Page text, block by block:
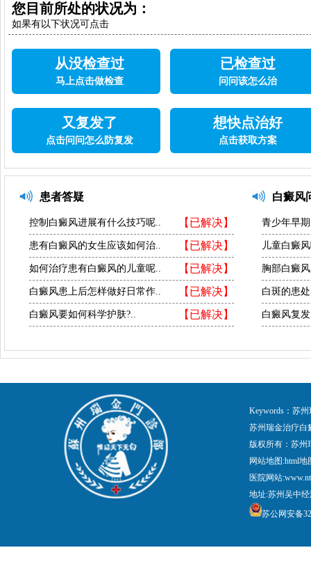
您目前所处的状况为：
如果有以下状况可点击
从没检查过
马上点击做检查
已检查过
问问该怎么治
又复发了
点击问问怎么防复发
想快点治好
点击获取方案
患者答疑
【已解决】
控制白癜风进展有什么技巧呢..
【已解决】
患有白癜风的女生应该如何治..
【已解决】
如何治疗患有白癜风的儿童呢..
【已解决】
白癜风患上后怎样做好日常作..
【已解决】
白癜风要如何科学护肤?..
白癜风
青少年早
儿童白癜
胸部白癜
白斑的患
白癜风复
Keywords：苏
苏州瑞金治疗白
版权所有：苏
网站地图:html地
医院网站
地址:苏州吴中
苏公网安备